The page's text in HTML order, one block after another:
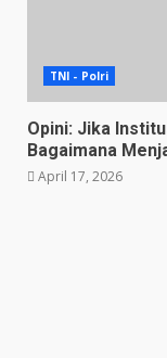
TNI - Polri
Opini: Jika
Bagaimana
April 17, 2026